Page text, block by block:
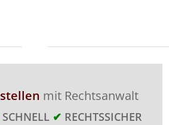
mit Rechtsanwalt
SCHNELL ✔ RECHTSSICHER